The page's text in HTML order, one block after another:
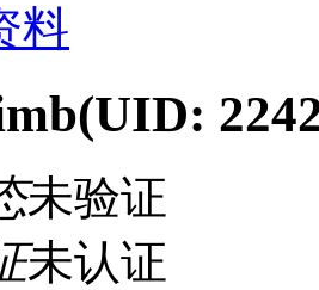
料
(UID:
未验证
未认证